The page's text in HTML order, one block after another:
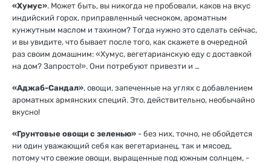
«Хумус». Может быть, вы никогда не пробовали, каков на вкус
индийский горох, приправленный чесноком, ароматным
кунжутным маслом и тахином? Тогда нужно это сделать сейчас,
и вы увидите, что бывает после того, как скажете в очередной
раз своим домашним: «Хумус, вегетарианскую еду с доставкой
на дом? Запросто!». Они потребуют привезти и …
«Аджаб-Сандал», овощи, запеченные на углях с добавлением
ароматных армянских специй. Это, действительно, необычайно
вкусно!
«Грунтовые овощи с зеленью» - без них, точно, не обойдется
ни один уважающий себя как вегетарианец, так и мясоед,
потому что свежие овощи, выращенные под южным солнцем, -